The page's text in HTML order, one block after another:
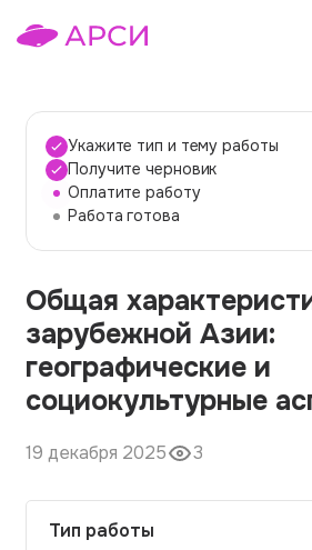
Темы работ
О сервисе
О компании
Наши гарантии
Порядок оплаты
Контакты
Укажите тип и тему работы
Получите черновик
Оплатите работу
Работа готова
Общая
зарубежной Азии:
географические и
социокультурные
19 декабря 2025 3
Тип работы